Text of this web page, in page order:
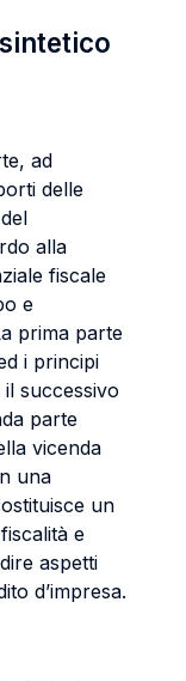
ad
delle
alla
fiscale
e
prima parte
i principi
successivo
parte
vicenda
una
un
e
aspetti
d’impresa.